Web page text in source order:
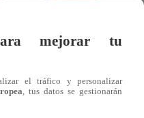
mejorar tu
el tráfico y personalizar
, tus datos se gestionarán